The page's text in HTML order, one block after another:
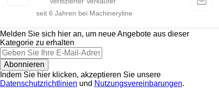
seit 6 Jahren bei Machineryline
Melden Sie sich hier an, um neue Angebote aus dieser
Kategorie zu erhalten
Abonnieren
Indem Sie hier klicken, akzeptieren Sie unsere
Datenschutzrichtlinien und Nutzungsvereinbarungen.